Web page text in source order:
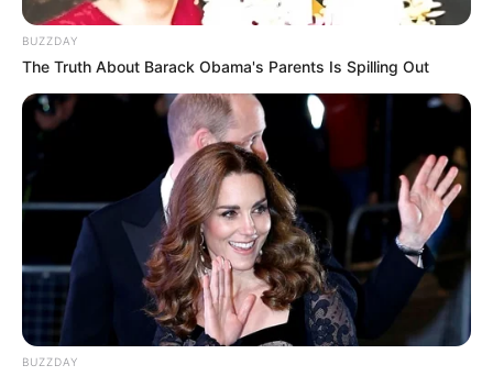
2 – Nas extremidades, reforce dando 3 voltas com
a mesma fita.
BUZZDAY
The Truth About Barack Obama's Parents Is Spilling Out
BUZZDAY